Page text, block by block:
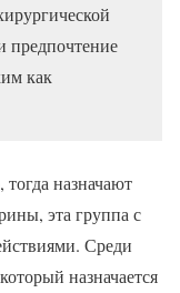
предпочтение
как
тогда назначают
эта группа с
Среди
назначается